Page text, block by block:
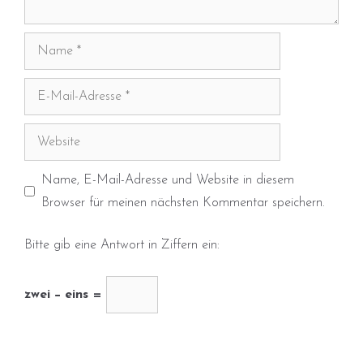
Name
Adresse
Website
Name, E-Mail-Adresse und Website in diesem
Browser für meinen nächsten Kommentar speichern.
Bitte gib eine Antwort in Ziffern ein:
zwei − eins =